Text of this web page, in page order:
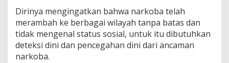
Dirinya mengingatkan bahwa narkoba telah
merambah ke berbagai wilayah tanpa batas dan
tidak mengenal status sosial, untuk itu dibutuhkan
deteksi dini dan pencegahan dini dari ancaman
narkoba.